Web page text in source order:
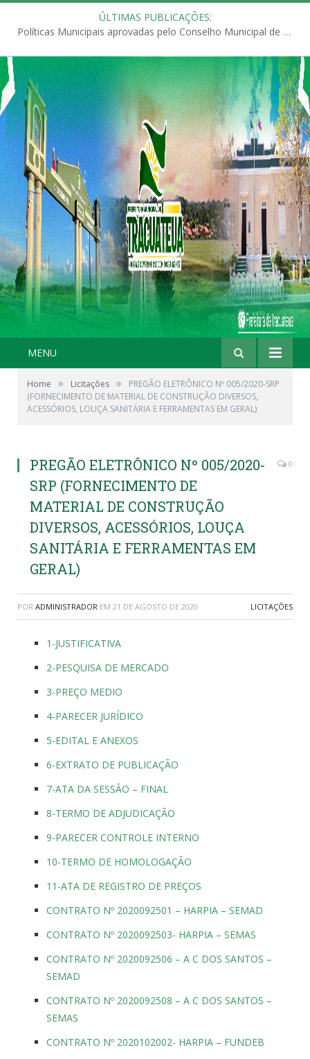
ÚLTIMAS PUBLICAÇÕES:
Políticas Municipais aprovadas pelo Conselho Municipal de Educação (CME)
MENU
Home » Licitações »
PREGÃO ELETRÔNICO Nº 005/2020-SRP
(FORNECIMENTO DE MATERIAL DE CONSTRUÇÃO DIVERSOS,
ACESSÓRIOS, LOUÇA SANITÁRIA E FERRAMENTAS EM GERAL)
PREGÃO ELETRÔNICO Nº 005/2020-
SRP (FORNECIMENTO DE
MATERIAL DE CONSTRUÇÃO
DIVERSOS, ACESSÓRIOS, LOUÇA
SANITÁRIA E FERRAMENTAS EM
GERAL)
0
POR ADMINISTRADOR EM 21 DE AGOSTO DE 2020 LICITAÇÕES
1-JUSTIFICATIVA
2-PESQUISA DE MERCADO
3-PREÇO MEDIO
4-PARECER JURÍDICO
5-EDITAL E ANEXOS
6-EXTRATO DE PUBLICAÇÃO
7-ATA DA SESSÃO – FINAL
8-TERMO DE ADJUDICAÇÃO
9-PARECER CONTROLE INTERNO
10-TERMO DE HOMOLOGAÇÃO
11-ATA DE REGISTRO DE PREÇOS
CONTRATO Nº 2020092501 – HARPIA – SEMAD
CONTRATO Nº 2020092503- HARPIA – SEMAS
CONTRATO Nº 2020092506 – A C DOS SANTOS –
SEMAD
CONTRATO Nº 2020092508 – A C DOS SANTOS –
SEMAS
CONTRATO Nº 2020102002- HARPIA – FUNDEB